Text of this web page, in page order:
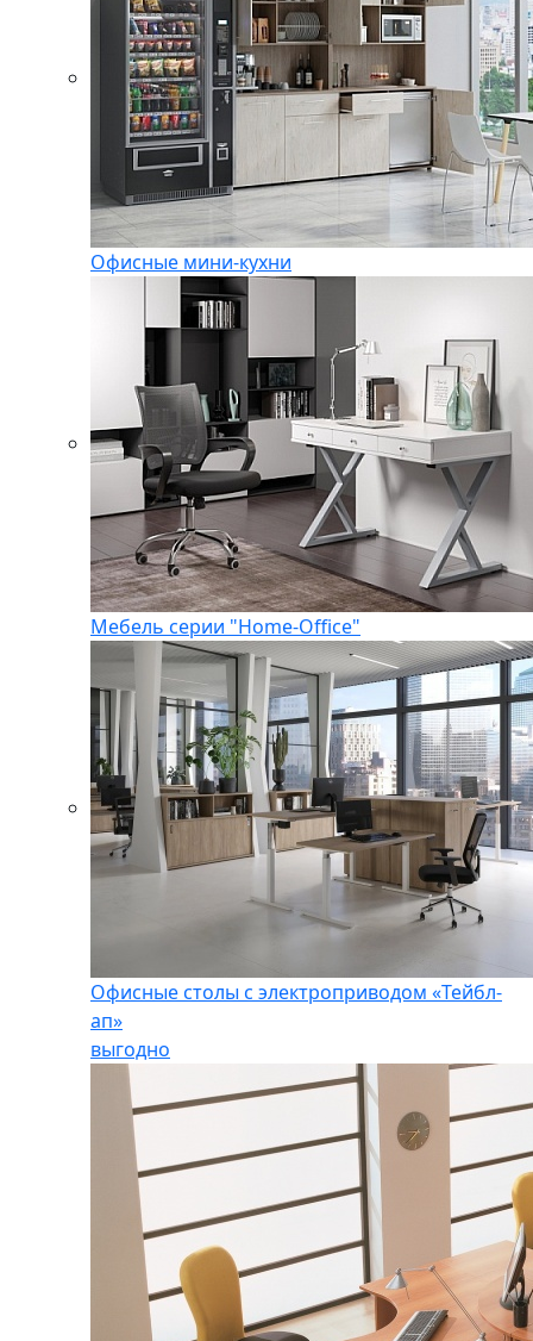
Офисные мини-кухни
Мебель серии "Home-Office"
Офисные столы с электроприводом «Тейбл-
ап»
выгодно